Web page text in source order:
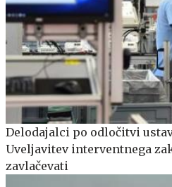
Delodajalci po odločitvi
Uveljavitev interventnega
zavlačevati